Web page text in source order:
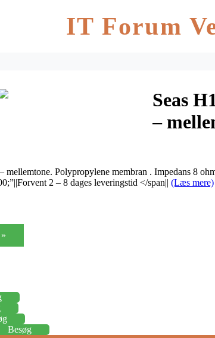
IT Forum
Seas
–
mellemtone. Polypropylene membran . Impedans 8
2 – 8 dages leveringstid </span|| (Læs mere)
Besøg